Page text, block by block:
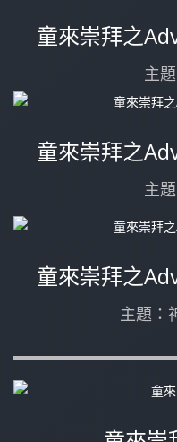
童來崇拜之
主
童來崇拜之
主
童來崇拜之
主題：